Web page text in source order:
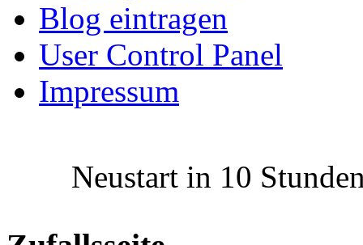
Blog eintragen
User Control Panel
Impressum
Neustart in 10 Stunden